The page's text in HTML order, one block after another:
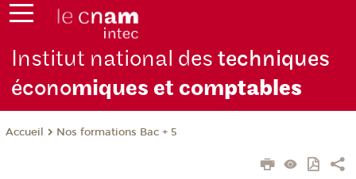
Institut national destechniques
économiques et comptables
Accueil Nos formations Bac + 5